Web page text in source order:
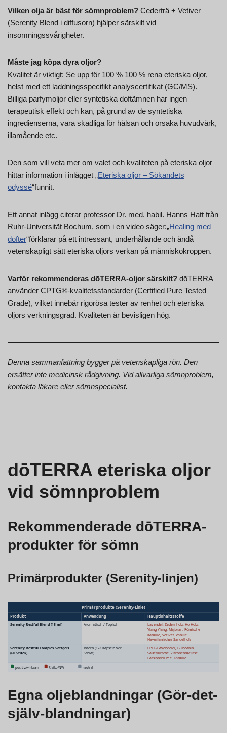
Vilken olja är bäst för sömnproblem? Cederträ + Vetiver
(Serenity Blend i diffusorn) hjälper särskilt vid
insomningssvårigheter.
Måste jag köpa dyra oljor?
Kvalitet är viktigt: Se upp för 100 % 100 % rena eteriska oljor,
helst med ett laddningsspecifikt analyscertifikat (GC/MS).
Billiga parfymoljor eller syntetiska doftämnen har ingen
terapeutisk effekt och kan, på grund av de syntetiska
ingredienserna, vara skadliga för hälsan och orsaka huvudvärk,
illamående etc.
Den som vill veta mer om valet och kvaliteten på eteriska oljor
hittar information i inlägget „Eteriska oljor – Sökandets
odyssé“funnit.
Ett annat inlägg citerar professor Dr. med. habil. Hanns Hatt från
Ruhr-Universität Bochum, som i en video säger:„Healing med
dofter“förklarar på ett intressant, underhållande och ändå
vetenskapligt sätt eteriska oljors verkan på människokroppen.
Varför rekommenderas dōTERRA-oljor särskilt? dōTERRA
använder CPTG®-kvalitetsstandarder (Certified Pure Tested
Grade), vilket innebär rigorösa tester av renhet och eteriska
oljors verkningsgrad. Kvaliteten är bevisligen hög.
Denna sammanfattning bygger på vetenskapliga rön. Den
ersätter inte medicinsk rådgivning. Vid allvarliga sömnproblem,
kontakta läkare eller sömnspecialist.
dōTERRA eteriska oljor
vid sömnproblem
Rekommenderade dōTERRA-
produkter för sömn
Primärprodukter (Serenity-linjen)
Egna oljeblandningar (Gör-det-
själv-blandningar)